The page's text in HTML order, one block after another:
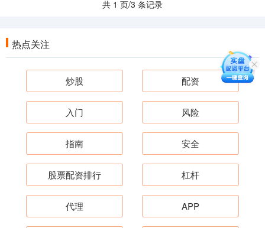
共 1 页/3 条记录
热点关注
炒股 配资
入门 风险
指南 安全
股票配资排行 杠杆
代理 APP